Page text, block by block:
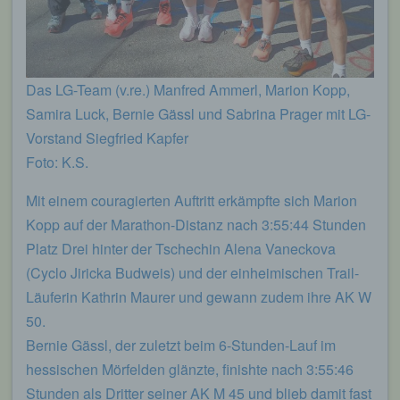
Das LG-Team (v.re.) Manfred Ammerl, Marion Kopp,
Samira Luck, Bernie Gässl und Sabrina Prager mit LG-
Vorstand Siegfried Kapfer
Foto: K.S.
Mit einem couragierten Auftritt erkämpfte sich Marion
Kopp auf der Marathon-Distanz nach 3:55:44 Stunden
Platz Drei hinter der Tschechin Alena Vaneckova
(Cyclo Jiricka Budweis) und der einheimischen Trail-
Läuferin Kathrin Maurer und gewann zudem ihre AK W
50.
Bernie Gässl, der zuletzt beim 6-Stunden-Lauf im
hessischen Mörfelden glänzte, finishte nach 3:55:46
Stunden als Dritter seiner AK M 45 und blieb damit fast
94032 Passau
Deutschland
E-Mail: info@lgpassau.de
Cookies / SessionStorage / LocalStorage
Die Internetseiten verwenden teilweise so
genannte Cookies, LocalStorage und
machen. Local Storage und SessionStorage ist
eine Technologie, mit welcher ihr Browser Daten
abspeichert. Cookies sind Textdateien, welche
über einen Internetbrowser auf einem
werden. Sie können die Verwendung von Cookies,
LocalStorage und SessionStorage durch
verhindern.
Zahlreiche Internetseiten und Server verwenden